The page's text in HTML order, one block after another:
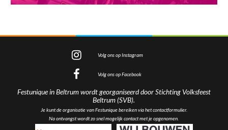
Volg ons op Instagram
Volg ons op Facebook
Festunique in Beltrum wordt georganiseerd door Stichting Volksfeest
Beltrum (SVB).
Je kunt de organisatie van Festunique bereiken via hetcontactformulier.
Na ontvangst wordt zo snel mogelijk contact met je opgenomen.